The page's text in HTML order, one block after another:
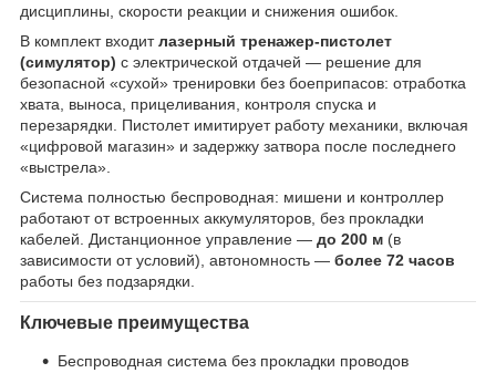
дисциплины, скорости реакции и снижения ошибок.
В комплект входитлазерный тренажер-пистолет
(симулятор) с электрической отдачей — решение для
безопасной «сухой» тренировки без боеприпасов: отработка
хвата, выноса, прицеливания, контроля спуска и
перезарядки. Пистолет имитирует работу механики, включая
«цифровой магазин» и задержку затвора после последнего
«выстрела».
Система полностью беспроводная: мишени и контроллер
работают от встроенных аккумуляторов, без прокладки
кабелей. Дистанционное управление — до 200 м (в
зависимости от условий), автономность — более 72 часов
работы без подзарядки.
Ключевые преимущества
Беспроводная система без прокладки проводов